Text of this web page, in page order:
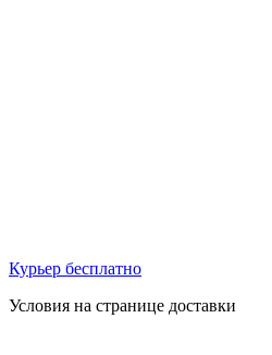
Курьер бесплатно
Условия на странице доставки